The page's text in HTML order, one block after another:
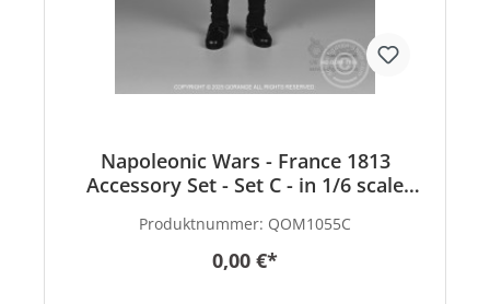
Napoleonic Wars - France 1813
Accessory Set - Set C - in 1/6 scale
Produktnummer: QOM1055C
0,00 €*